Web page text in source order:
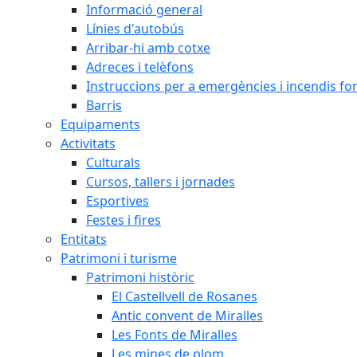
Informació general
Línies d'autobús
Arribar-hi amb cotxe
Adreces i telèfons
Instruccions per a emergències i incendis
Barris
Equipaments
Activitats
Culturals
Cursos, tallers i jornades
Esportives
Festes i fires
Entitats
Patrimoni i turisme
Patrimoni històric
El Castellvell de Rosanes
Antic convent de Miralles
Les Fonts de Miralles